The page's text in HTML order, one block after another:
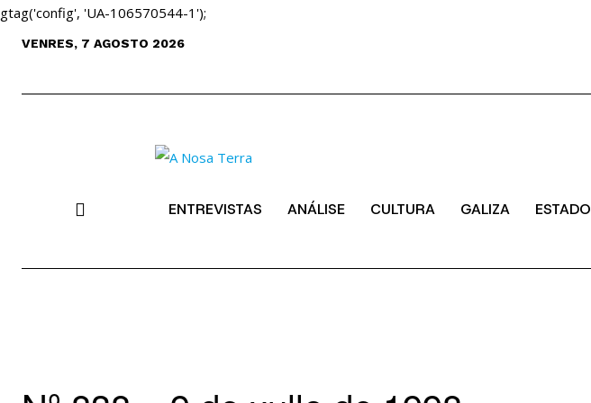
gtag('config', 'UA-106570544-1');
VENRES, 7 AGOSTO 2026
ENTREVISTAS ANÁLISE CULTURA GALIZA ESTADO